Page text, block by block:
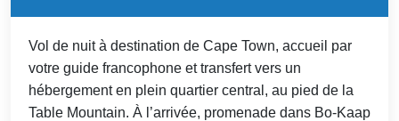
Vol de nuit à destination de Cape Town, accueil par
votre guide francophone et transfert vers un
hébergement en plein quartier central, au pied de la
Table Mountain. À l’arrivée, promenade dans Bo-Kaap